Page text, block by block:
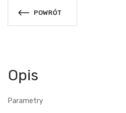
POWRÓT
Opis
Parametry